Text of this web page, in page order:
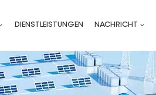
DIENSTLEISTUNGEN NACHRICHT